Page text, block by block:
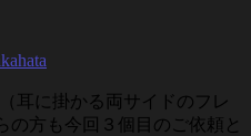
耳に掛かる両サイドのフレ
の方も今回３個目のご依頼と